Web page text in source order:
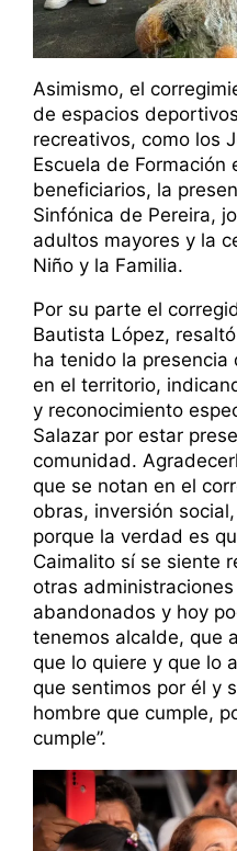
Asimismo, el
de espacios
recreativos, como los
Escuela de Formación
beneficiarios, la
Sinfónica de Pereira,
adultos mayores y la
Niño y la Familia.
Por su parte el
Bautista López,
ha tenido la presencia
en el territorio,
y reconocimiento
Salazar por estar
comunidad.
que se notan en el
obras, inversión
porque la verdad es
Caimalito sí se siente
otras
abandonados y hoy
tenemos alcalde, que
que lo quiere y que lo
que sentimos por él y
hombre que cumple,
cumple”.